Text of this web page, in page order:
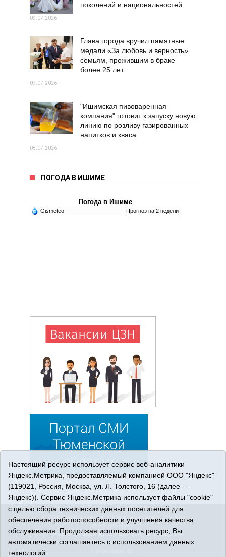
поколений и национальностей
09.07.2026
Глава города вручил памятные
медали «За любовь и верность»
семьям, прожившим в браке
более 25 лет.
09.07.2026
"Ишимская пивоваренная
компания" готовит к запуску новую
линию по розливу газированных
напитков и кваса
08.07.2026
ПОГОДА В ИШИМЕ
Погода в Ишиме
Gismeteo Прогноз на 2 недели
© 2026 Сетевое издание «Ишимская правда». 16+. Все
права защищены.
© При использовании материалов ссылка обязательна.
Адрес редакции: 627750 Тюменская область, г. Ишим, ул.
Настоящий ресурс использует сервис веб-аналитики
Яндекс.Метрика, предоставляемый компанией ООО "Яндекс"
(119021, Россия, Москва, ул. Л. Толстого, 16 (далее —
Яндекс)). Сервис Яндекс.Метрика использует файлы "cookie"
с целью сбора технических данных посетителей для
обеспечения работоспособности и улучшения качества
обслуживания. Продолжая использовать ресурс, Вы
автоматически соглашаетесь с использованием данных
технологий.